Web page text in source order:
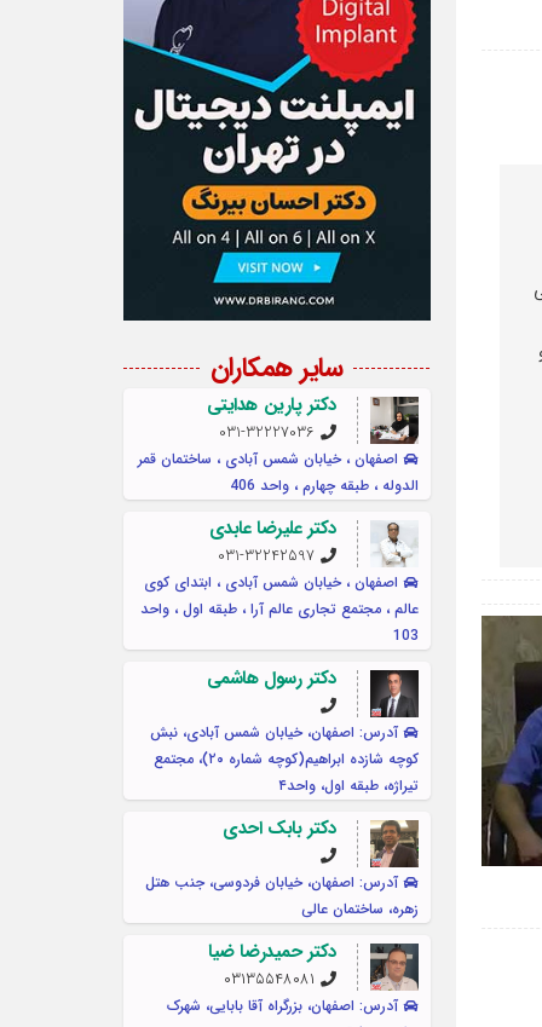
سایر همکاران
دکتر پارین هدایتی
031-32227036
اصفهان ، خیابان شمس آبادی ، ساختمان قمر
الدوله ، طبقه چهارم ، واحد 406
دکتر علیرضا عابدی
031-32242597
اصفهان ، خیابان شمس آبادی ، ابتدای کوی
عالم ، مجتمع تجاری عالم آرا ، طبقه اول ، واحد
103
دکتر رسول هاشمی
آدرس: اصفهان، خیابان شمس آبادی، نبش
کوچه شازده ابراهیم(کوچه شماره ۲۰)، مجتمع
تیراژه، طبقه اول، واحد۴
دکتر بابک احدی
آدرس: اصفهان، خیابان فردوسی، جنب هتل
زهره، ساختمان عالی
دکتر حمیدرضا ضیا
۰۳۱۳۵۵۴۸۰۸۱
آدرس: اصفهان، بزرگراه آقا بابایی، شهرک